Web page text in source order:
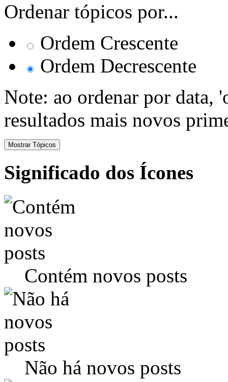
Ordenar tópicos por...
Ordem Crescente
Ordem Decrescente
Note: ao ordenar por data,
resultados mais novos
Significado dos Ícones
Contém novos posts
Não há novos posts